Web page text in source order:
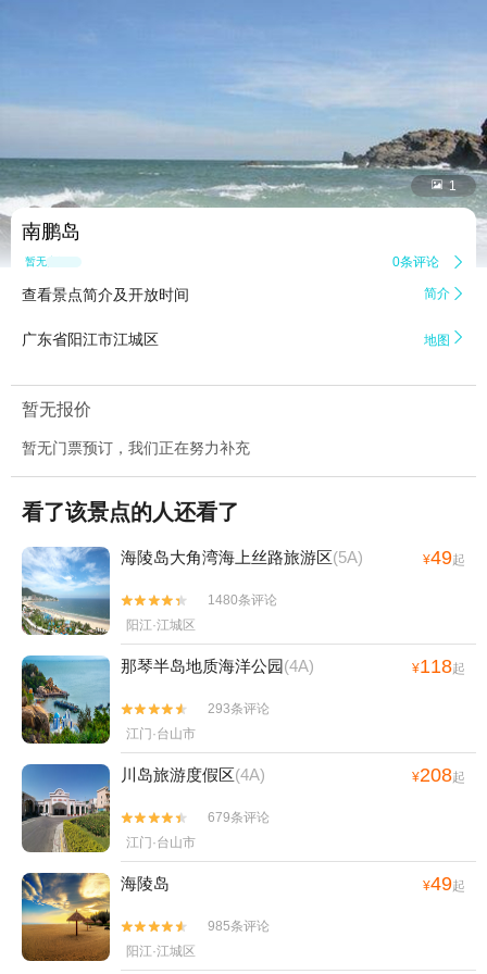
 1
南鹏岛
暂无点评 0条评论 
查看景点简介及开放时间 简介 
广东省阳江市江城区 地图 
暂无报价
暂无门票预订，我们正在努力补充
看了该景点的人还看了
海陵岛大角湾海上丝路旅游区(5A) ¥49起


1480条评论
阳江·江城区
那琴半岛地质海洋公园(4A) ¥118起


293条评论
江门·台山市
川岛旅游度假区(4A) ¥208起


679条评论
江门·台山市
海陵岛 ¥49起


985条评论
阳江·江城区